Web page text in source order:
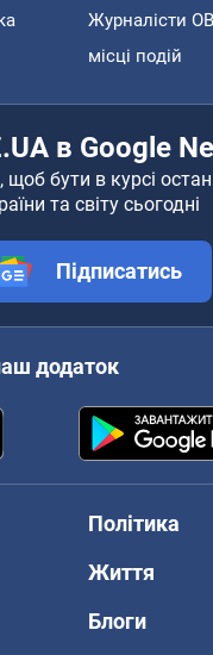
Журналісти
місці подій
в Google
щоб бути в курсі
та світу сьогодні
Підписатись
додаток
Політика
Життя
Блоги